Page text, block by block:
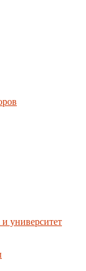
университет